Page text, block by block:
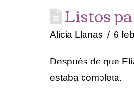
Listos
Alicia Llanas 6
Después de que
estaba completa.